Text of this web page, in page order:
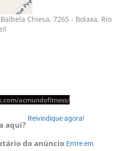
Chiesa, 7265 - Bolaxa, Rio
acmundofitness/
aqui?
Reivindique agora!
do anúncio Entre em